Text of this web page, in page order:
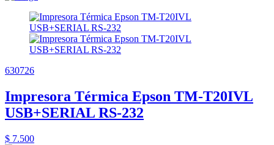
630726
Impresora Térmica Epson TM-T20IVL
USB+SERIAL RS-232
$ 7.500